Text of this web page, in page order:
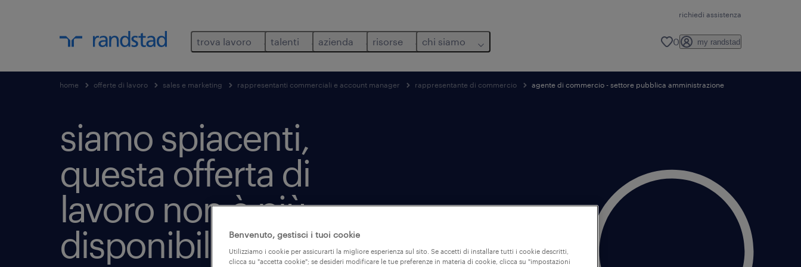
richiedi assistenza
trova lavoro talenti azienda risorse chi siamo 0 my randstad
home offerte di lavoro sales e marketing rappresentanti commerciali e account manager rappresentante di commercio agente di commercio - settore pubblica amministrazione
siamo spiacenti,
questa offerta di
lavoro non è più
disponibile
Benvenuto, gestisci i tuoi cookie
Utilizziamo i cookie per assicurarti la migliore esperienza sul sito. Se accetti di installare tutti i cookie descritti,
clicca su "accetta cookie"; se desideri modificare le tue preferenze in materia di cookie, clicca su "impostazioni